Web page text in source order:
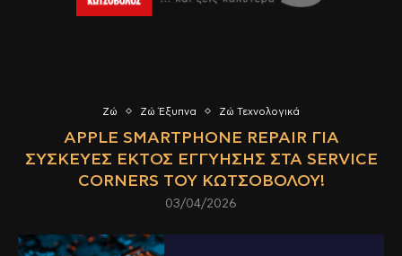
Ζώ Ζώ Έξυπνα Ζώ Τεχνολογικά
APPLE SMARTPHONE REPAIR ΓΙΑ
ΣΥΣΚΕΥΈΣ ΕΚΤΌΣ ΕΓΓΎΗΣΗΣ ΣΤΑ SERVICE
CORNERS ΤΟΥ ΚΩΤΣΌΒΟΛΟΥ!
03/04/2026